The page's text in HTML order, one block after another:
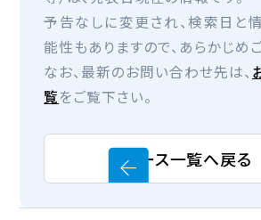
予告なしに変更され、検索日と
能性もありますので、あらかじめ
なお、最新のお問い合わせ先は、
覧をご覧下さい。
ニュース一覧へ戻る